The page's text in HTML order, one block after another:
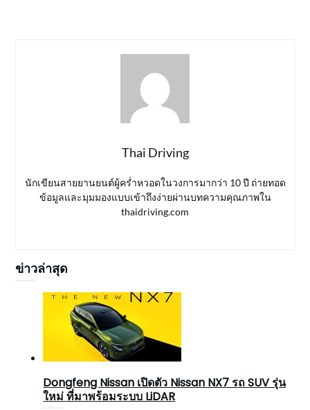
Thai Driving
นักเขียนสายยานยนต์ผู้คร่ำหวอดในวงการมากว่า 10 ปี ถ่ายทอด
ข้อมูลและมุมมองแบบเข้าถึงง่ายผ่านบทความคุณภาพใน
thaidriving.com
ข่าวล่าสุด
Dongfeng Nissan เปิดตัว Nissan NX7 รถ SUV รุ่น
ใหม่ ที่มาพร้อมระบบ LiDAR